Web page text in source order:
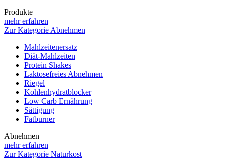
Produkte
mehr erfahren
Zur Kategorie Abnehmen
Mahlzeitenersatz
Diät-Mahlzeiten
Protein Shakes
Laktosefreies Abnehmen
Riegel
Kohlenhydratblocker
Low Carb Ernährung
Sättigung
Fatburner
Abnehmen
mehr erfahren
Zur Kategorie Naturkost